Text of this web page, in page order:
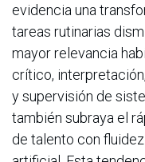
evidencia una
tareas rutinarias
mayor relevancia
crítico,
y supervisión de
también subraya el
de talento con